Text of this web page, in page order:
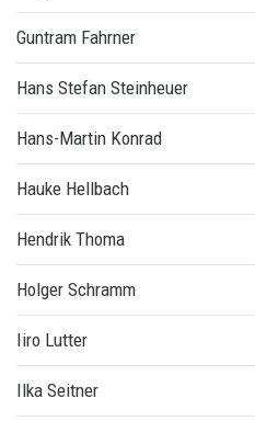
Guntram Fahrner
Hans Stefan Steinheuer
Hans-Martin Konrad
Hauke Hellbach
Hendrik Thoma
Holger Schramm
Iiro Lutter
Ilka Seitner